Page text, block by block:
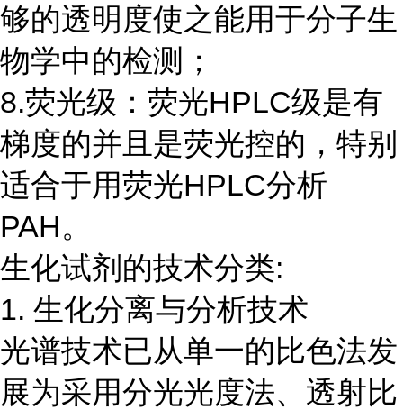
够的透明度使之能用于分子生
物学中的检测；
8.荧光级：荧光HPLC级是有
梯度的并且是荧光控的，特别
适合于用荧光HPLC分析
PAH。
生化试剂的技术分类:
1. 生化分离与分析技术
光谱技术已从单一的比色法发
展为采用分光光度法、透射比